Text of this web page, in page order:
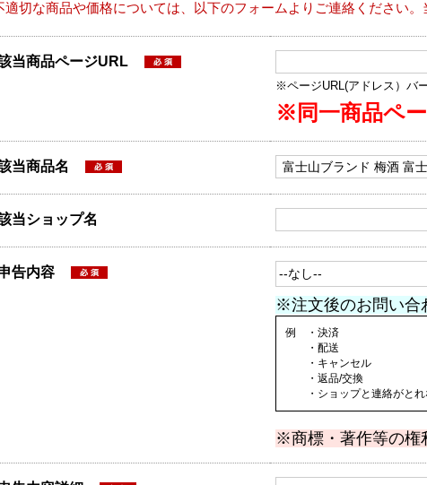
適切な商品や価格については、以下のフォームよりご連絡ください
当商品ページURL
※ページURL(アドレス）バ
※同一商品ペ
当商品名
当ショップ名
告内容
※注文後のお問い合
例 ・決済
・配送
・キャンセル
・返品/交換
・ショップと連絡がとれ
※商標・著作等の権